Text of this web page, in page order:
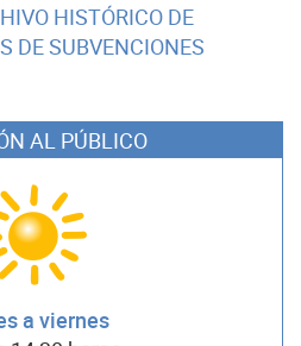
HISTÓRICO DE
DE SUBVENCIONES
AL PÚBLICO
a viernes